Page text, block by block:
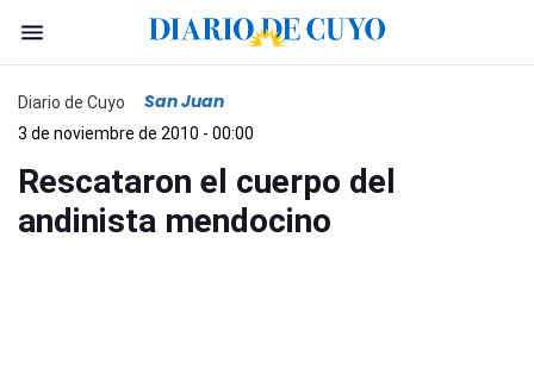
Diario de Cuyo San Juan
3 de noviembre de 2010 - 00:00
Rescataron el cuerpo del
andinista mendocino